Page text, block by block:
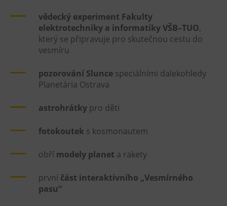
Kroužky pro děti
Výjezdní akce
vědecký experiment Fakulty
elektrotechniky a informatiky VŠB–TUO,
který se připravuje pro skutečnou cestu do
vesmíru
pozorování Slunce speciálními dalekohledy
Planetária Ostrava
astrohrátky pro děti
fotokoutek s kosmonautem
obří modely planet a rakety
první část interaktivního „Vesmírného
pasu“